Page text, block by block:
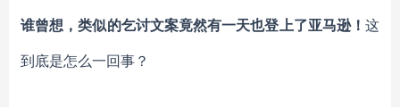
谁曾想，类似的乞讨文案竟然有一天也登上了亚马逊！ 这
到底是怎么一回事？